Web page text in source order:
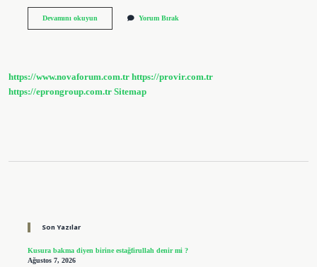
Devamını okuyun1000
Yorum Bırak
https://www.novaforum.com.tr https://provir.com.tr
https://eprongroup.com.tr Sitemap
Son Yazılar
Kusura bakma diyen birine estağfirullah denir mi ?
Ağustos 7, 2026